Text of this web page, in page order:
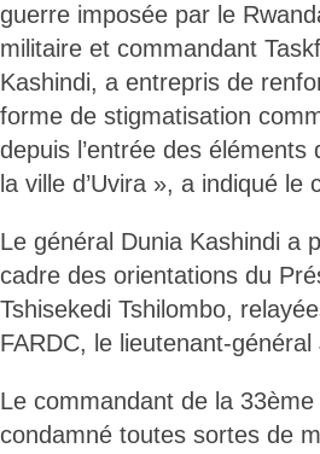
guerre imposée par le
militaire et commandant
Kashindi, a entrepris de
forme de stigmatisation
depuis l’entrée des éléments
la ville d’Uvira », a indiqué le
Le général Dunia Kashindi a
cadre des orientations du
Tshisekedi Tshilombo,
FARDC, le lieutenant-
Le commandant de la
condamné toutes sortes de